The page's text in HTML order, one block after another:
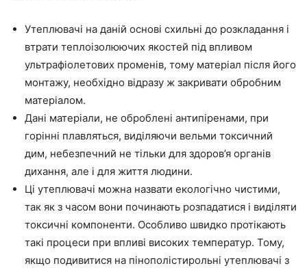
Утеплювачі на даній основі схильні до розкладання і
втрати теплоізолюючих якостей під впливом
ультрафіолетових променів, тому матеріал після його
монтажу, необхідно відразу ж закривати обробним
матеріалом.
Дані матеріали, не оброблені антипіренами, при
горінні плавляться, виділяючи вельми токсичний
дим, небезпечний не тільки для здоров’я органів
дихання, але і для життя людини.
Ці утеплювачі можна назвати екологічно чистими,
так як з часом вони починають розпадатися і виділяти
токсичні компоненти. Особливо швидко протікають
такі процеси при впливі високих температур. Тому,
якщо подивитися на пінополістирольні утеплювачі з